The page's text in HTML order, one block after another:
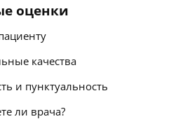
оценки
качества
и пунктуальность
ли врача?